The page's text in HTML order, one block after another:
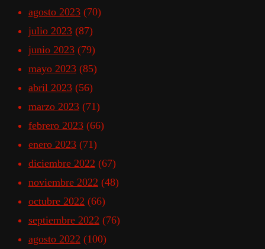
agosto 2023 (70)
julio 2023 (87)
junio 2023 (79)
mayo 2023 (85)
abril 2023 (56)
marzo 2023 (71)
febrero 2023 (66)
enero 2023 (71)
diciembre 2022 (67)
noviembre 2022 (48)
octubre 2022 (66)
septiembre 2022 (76)
agosto 2022 (100)